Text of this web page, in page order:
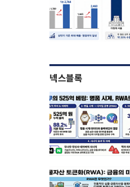
넥스블록